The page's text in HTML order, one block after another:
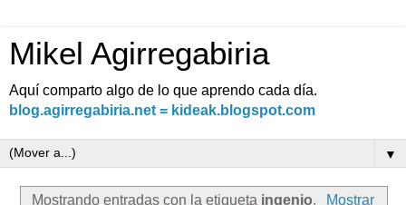
Mikel Agirregabiria
Aquí comparto algo de lo que aprendo cada día.
blog.agirregabiria.net = kideak.blogspot.com
▼
Mostrando entradas con la etiqueta ingenio.
Mostrar